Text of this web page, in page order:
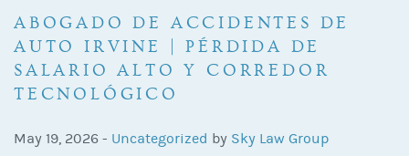
ABOGADO DE ACCIDENTES DE
AUTO IRVINE | PÉRDIDA DE
SALARIO ALTO Y CORREDOR
TECNOLÓGICO
May 19, 2026 - Uncategorized by Sky Law Group